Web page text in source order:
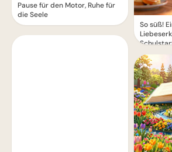
Pause für den Motor, Ruhe für
die Seele
So süß!